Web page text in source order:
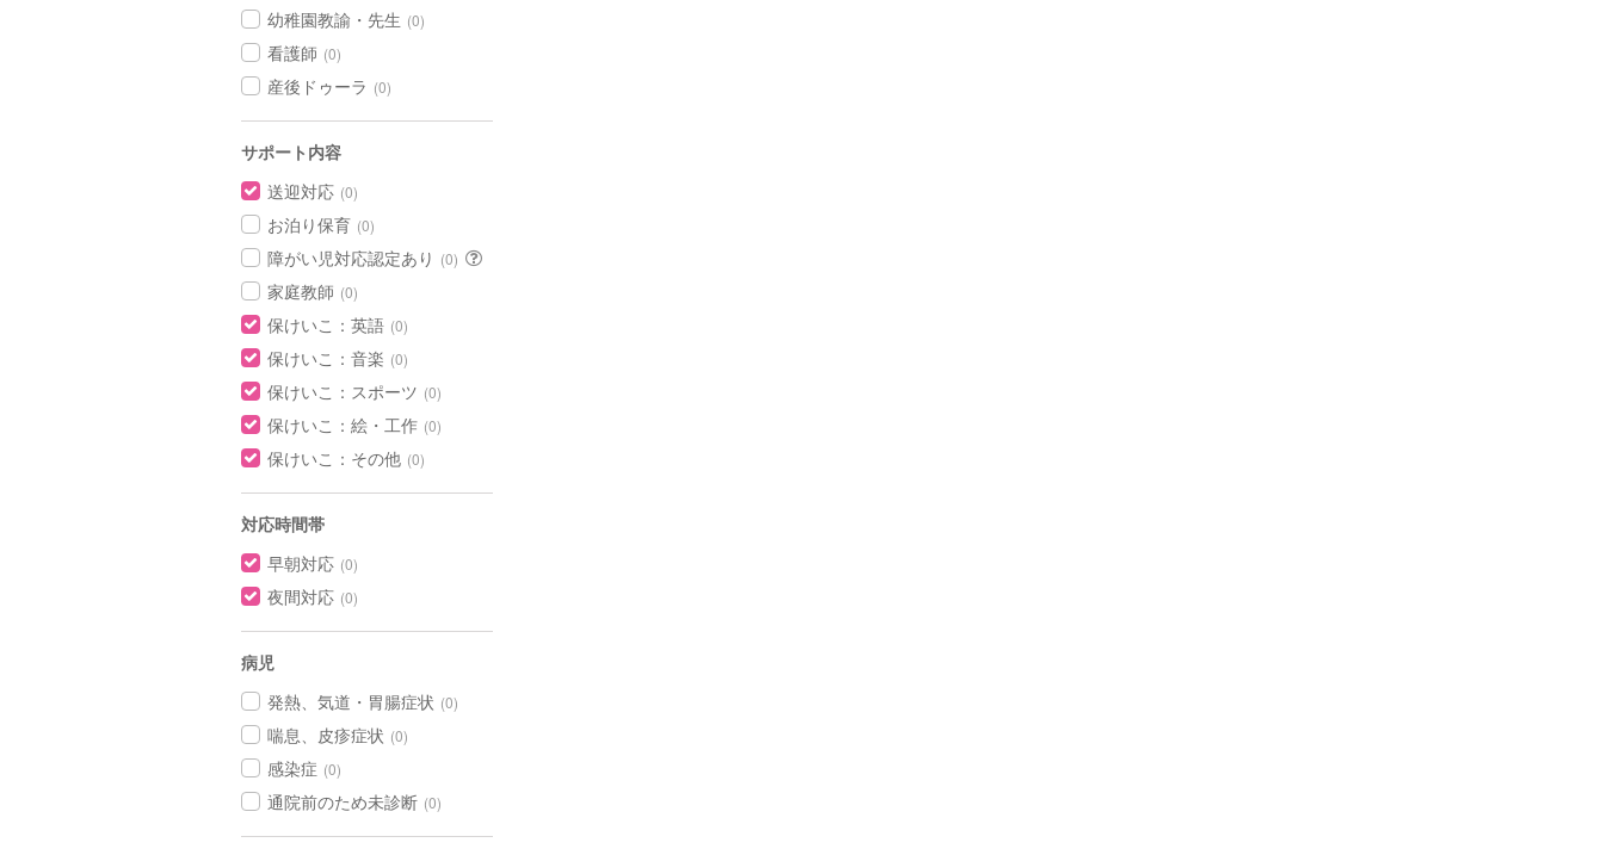
幼稚園教諭・先生 (0)
看護師 (0)
産後ドゥーラ (0)
サポート内容
送迎対応 (0)
お泊り保育 (0)
障がい児対応認定あり (0)
家庭教師 (0)
保けいこ：英語 (0)
保けいこ：音楽 (0)
保けいこ：スポーツ (0)
保けいこ：絵・工作 (0)
保けいこ：その他 (0)
対応時間帯
早朝対応 (0)
夜間対応 (0)
病児
発熱、気道・胃腸症状 (0)
喘息、皮疹症状 (0)
感染症 (0)
通院前のため未診断 (0)